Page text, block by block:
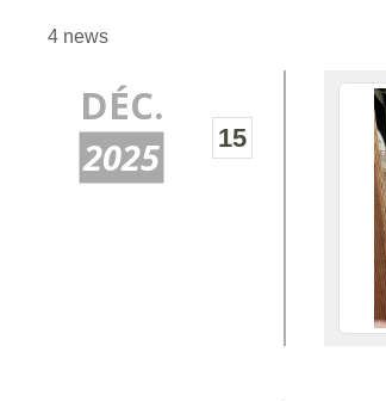
4 news
DÉC.
2025 15